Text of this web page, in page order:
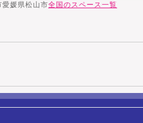
愛媛県松山市全国のスペース一覧